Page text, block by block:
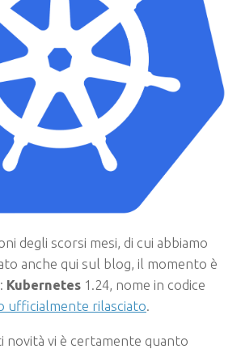
degli scorsi mesi, di cui abbiamo
anche qui sul blog, il momento è
Kubernetes 1.24, nome in codice
ufficialmente rilasciato.
novità vi è certamente quanto